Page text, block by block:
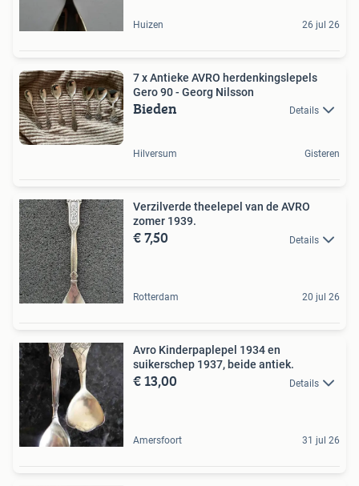
Huizen 26 jul 26
7 x Antieke AVRO herdenkingslepels
Gero 90 - Georg Nilsson
Bieden Details
Hilversum Gisteren
Verzilverde theelepel van de AVRO
zomer 1939.
€ 7,50 Details
Rotterdam 20 jul 26
Avro Kinderpaplepel 1934 en
suikerschep 1937, beide antiek.
€ 13,00 Details
Amersfoort 31 jul 26